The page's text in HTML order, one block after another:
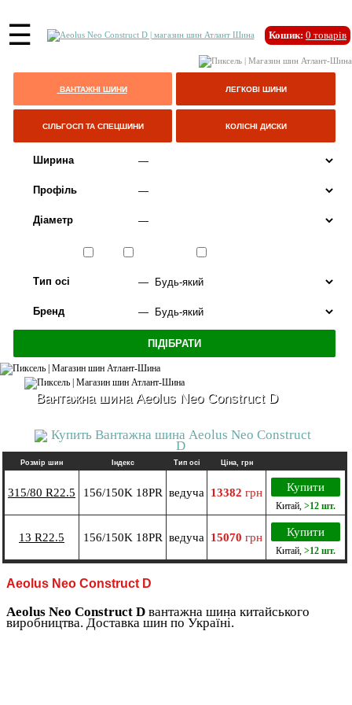
☰ Кошик: 0 товарів
ВАНТАЖНІ ШИНИ ЛЕГКОВІ ШИНИ
СІЛЬГОСП ТА СПЕЦШИНИ КОЛІСНІ ДИСКИ
Ширина
Профіль
Діаметр
Тип осі
Бренд
Вантажна шина Aeolus Neo Construct D
Aeolus Neo Construct D
Aeolus Neo Construct D вантажна шина китайського
виробництва. Доставка шин по Україні.
Розмір шин Індекс Тип осі Ціна, грн
315/80 R22.5 156/150K 18PR ведуча 13382 грн Купити
Китай >12 шт.
13 R22.5 156/150K 18PR ведуча 15070 грн Купити
Китай >12 шт.